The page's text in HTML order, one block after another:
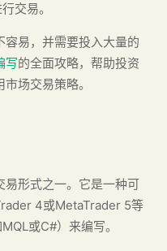
交易。
易，并需要投入大量的
写的全面攻略，帮助投资
场交易策略。
易形式之一。它是一种可
4或MetaTrader 5等
或C#）来编写。